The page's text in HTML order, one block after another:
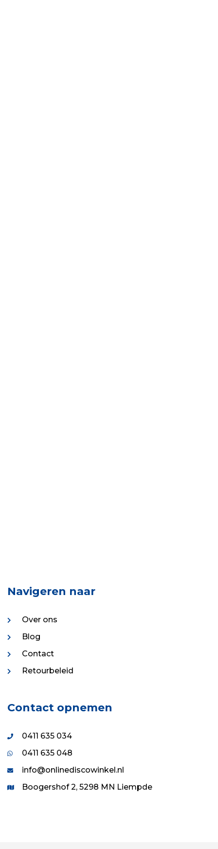
Contact opnemen
0411 635 034
0411 635 048
info@onlinediscowinkel.nl
Boogershof 2, 5298 MN Liempde
© 1995 - 2026 Onlinediscowinkel.nl (onderdeel van VDS
Algemene voorwaarden